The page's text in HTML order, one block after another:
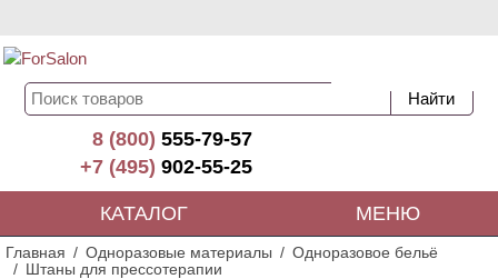
8 (800)555-79-57
+7 (495)902-55-25
КАТАЛОГ МЕНЮ
Главная Одноразовые материалы
Одноразовое бельё
Штаны для прессотерапии